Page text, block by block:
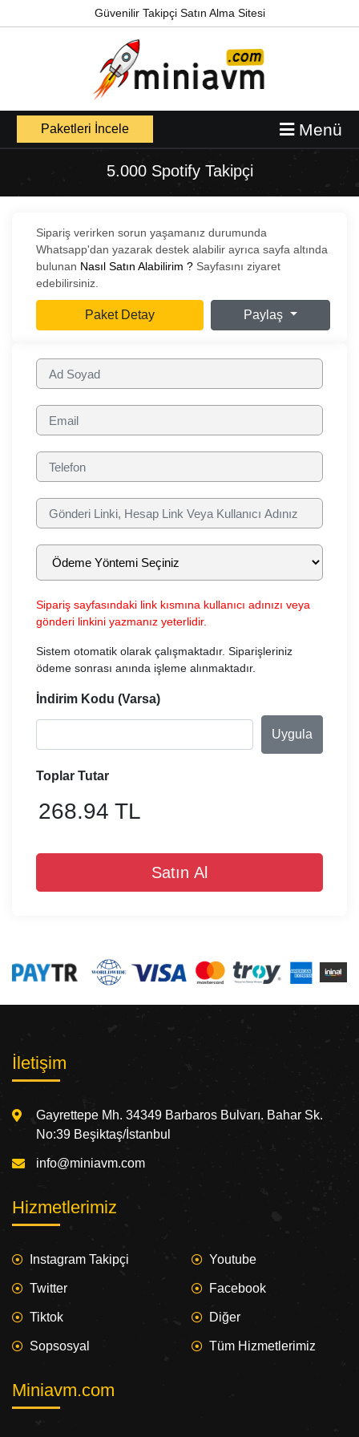
Güvenilir Takipçi Satın Alma Sitesi
Menü
Paketleri İncele
5.000 Spotify Takipçi
Sipariş verirken sorun yaşamanız durumunda
Whatsapp'dan yazarak destek alabilir ayrıca sayfa altında
bulunan Nasıl Satın Alabilirim ? Sayfasını ziyaret
edebilirsiniz.
Paket Detay Paylaş
Sipariş sayfasındaki link kısmına kullanıcı adınızı veya
gönderi linkini yazmanız yeterlidir.
Sistem otomatik olarak çalışmaktadır. Siparişleriniz
ödeme sonrası anında işleme alınmaktadır.
İndirim Kodu (Varsa)
Uygula
Toplar Tutar
268.94 TL
Satın Al
İletişim
Gayrettepe Mh. 34349 Barbaros Bulvarı. Bahar Sk.
No:39 Beşiktaş/İstanbul
info@miniavm.com
Hizmetlerimiz
Instagram Takipçi
Twitter
Tiktok
Sopsosyal
Youtube
Facebook
Diğer
Tüm Hizmetlerimiz
Miniavm.com